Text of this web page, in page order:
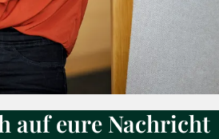
auf eure Nachricht